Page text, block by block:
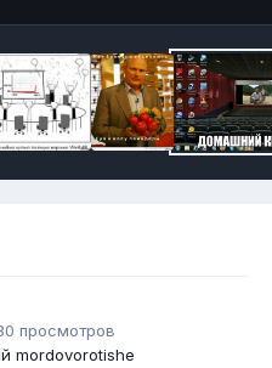
просмотров
mordovorotishe